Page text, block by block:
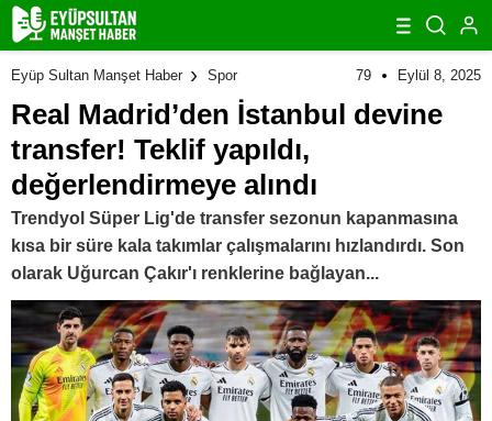
Eyüp Sultan Manşet Haber Spor 79 Eylül 8, 2025
Real Madrid’den İstanbul devine
transfer! Teklif yapıldı,
değerlendirmeye alındı
Trendyol Süper Lig'de transfer sezonun kapanmasına
kısa bir süre kala takımlar çalışmalarını hızlandırdı. Son
olarak Uğurcan Çakır'ı renklerine bağlayan...